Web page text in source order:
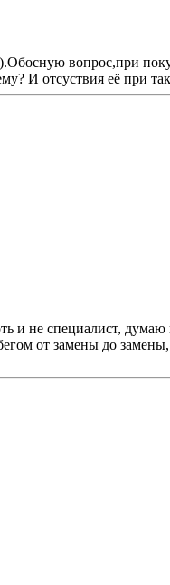
вопрос,при
И отсуствия её при
и не специалист, думаю
от замены до замены,